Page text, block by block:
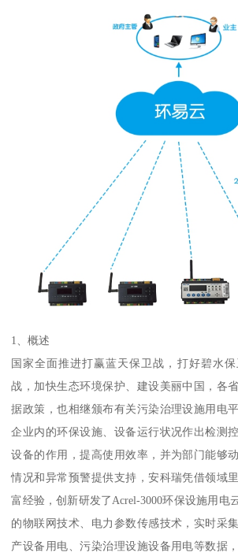
1、概述
国家全面推进打赢蓝天保卫战，打好碧水
战，加快生态环境保护、建设美丽中国，各
据政策，也相继颁布有关污染治理设施用电
企业内的环保设施、设备运行状况作出检测
设备的作用，提高使用效率，并为部门能够
情况和异常预警提供支持，安科瑞凭借领域
富经验，创新研发了Acrel-3000环保设施用电
的物联网技术、电力参数传感技术，实时采
产设备用电、污染治理设施设备用电等数据